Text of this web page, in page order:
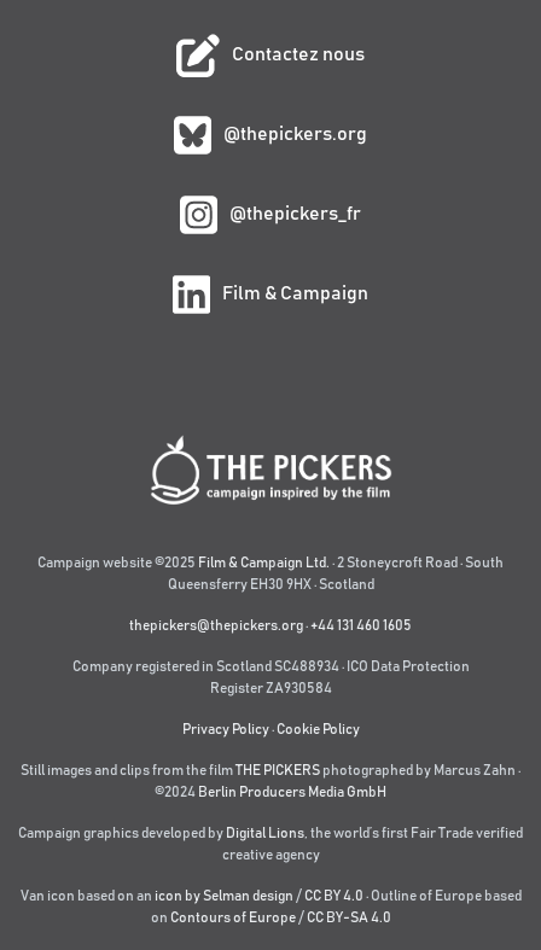
Contactez nous
@thepickers.org
@thepickers_fr
Film & Campaign
Campaign website ©2025 Film & Campaign Ltd. · 2 Stoneycroft Road · South
Queensferry EH30 9HX · Scotland
thepickers@thepickers.org·+44 131 460 1605
Company registered in Scotland SC488934 · ICO Data Protection
Register ZA930584
Privacy Policy· Cookie Policy
Still images and clips from the filmTHE PICKERS photographed by Marcus Zahn ·
©2024 Berlin Producers Media GmbH
Campaign graphics developed by Digital Lions the world’s first Fair Trade verified
creative agency
Van icon based on an icon by Selman design / CC BY 4.0 · Outline of Europe based
on Contours of Europe/ CC BY-SA 4.0